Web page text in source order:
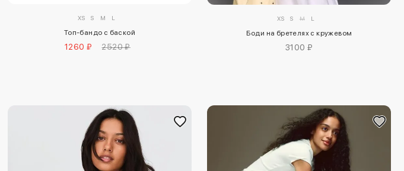
XS S M L
Топ-бандо с баской
1260 ₽ 2520 ₽
XS S M L
Боди на бретелях с кружевом
3100 ₽